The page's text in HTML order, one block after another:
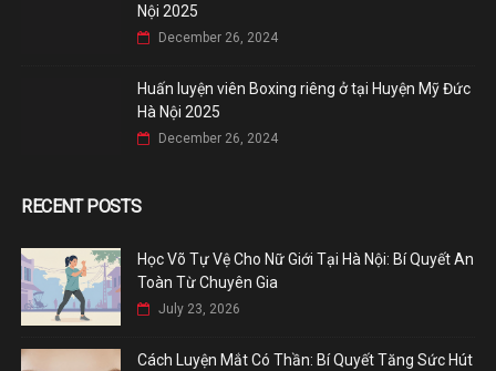
Nội 2025
December 26, 2024
Huấn luyện viên Boxing riêng ở tại Huyện Mỹ Đức
Hà Nội 2025
December 26, 2024
RECENT POSTS
Học Võ Tự Vệ Cho Nữ Giới Tại Hà Nội: Bí Quyết An
Toàn Từ Chuyên Gia
July 23, 2026
Cách Luyện Mắt Có Thần: Bí Quyết Tăng Sức Hút